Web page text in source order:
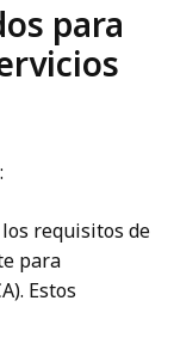
para
requisitos de
para
Estos